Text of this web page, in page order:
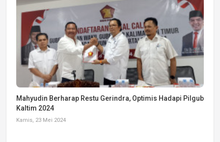
Mahyudin Berharap Restu Gerindra, Optimis Hadapi Pilgub
Kaltim 2024
Kamis, 23 Mei 2024